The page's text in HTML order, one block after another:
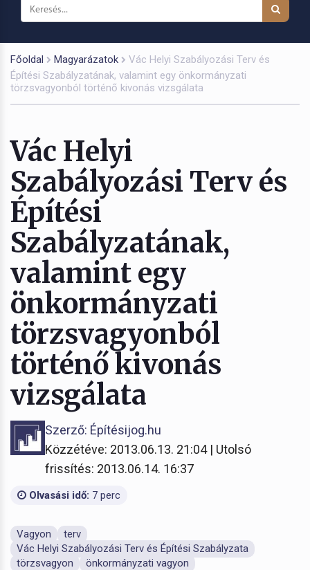
Főoldal Magyarázatok
Vác Helyi Szabályozási Terv és
Építési Szabályzatának, valamint egy önkormányzati
törzsvagyonból történő kivonás vizsgálata
Vác Helyi
Szabályozási Terv és
Építési
Szabályzatának,
valamint egy
önkormányzati
törzsvagyonból
történő kivonás
vizsgálata
Szerző: Építésijog.hu
Közzétéve: 2013.06.13. 21:04 | Utolsó
frissítés: 2013.06.14. 16:37
Olvasási idő: 7 perc
Vagyon
terv
Vác Helyi Szabályozási Terv és Építési Szabályzata
törzsvagyon
önkormányzati vagyon